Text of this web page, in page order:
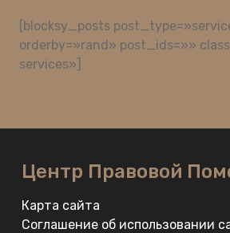
[blocksy_posts
orderby=»rand» post_ids=»»
services»]
Центр Правовой
Карта сайта
Соглашение об использовании